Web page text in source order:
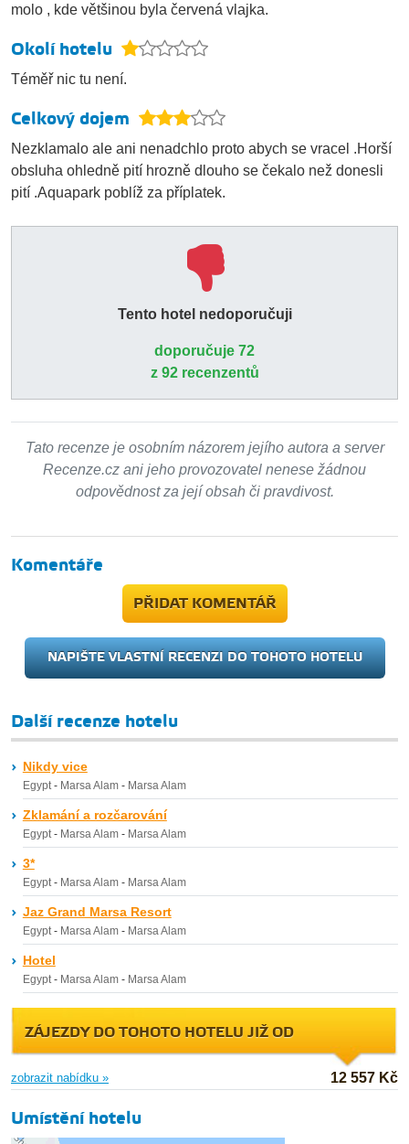
molo , kde většinou byla červená vlajka.
Okolí hotelu
Téměř nic tu není.
Celkový dojem
Nezklamalo ale ani nenadchlo proto abych se vracel .Horší
obsluha ohledně pití hrozně dlouho se čekalo než donesli
pití .Aquapark poblíž za příplatek.
Tento hotel nedoporučuji
doporučuje 72
z 92 recenzentů
Tato recenze je osobním názorem jejího autora a server
Recenze.cz ani jeho provozovatel nenese žádnou
odpovědnost za její obsah či pravdivost.
Komentáře
PŘIDAT KOMENTÁŘ
NAPIŠTE VLASTNÍ RECENZI DO TOHOTO HOTELU
Další recenze hotelu
Nikdy vice
Egypt- Marsa Alam- Marsa Alam
Zklamání a rozčarování
Egypt- Marsa Alam- Marsa Alam
3*
Egypt- Marsa Alam- Marsa Alam
Jaz Grand Marsa Resort
Egypt- Marsa Alam- Marsa Alam
Hotel
Egypt- Marsa Alam- Marsa Alam
ZÁJEZDY DO TOHOTO HOTELU JIŽ OD
zobrazit nabídku » 12 557 Kč
Umístění hotelu